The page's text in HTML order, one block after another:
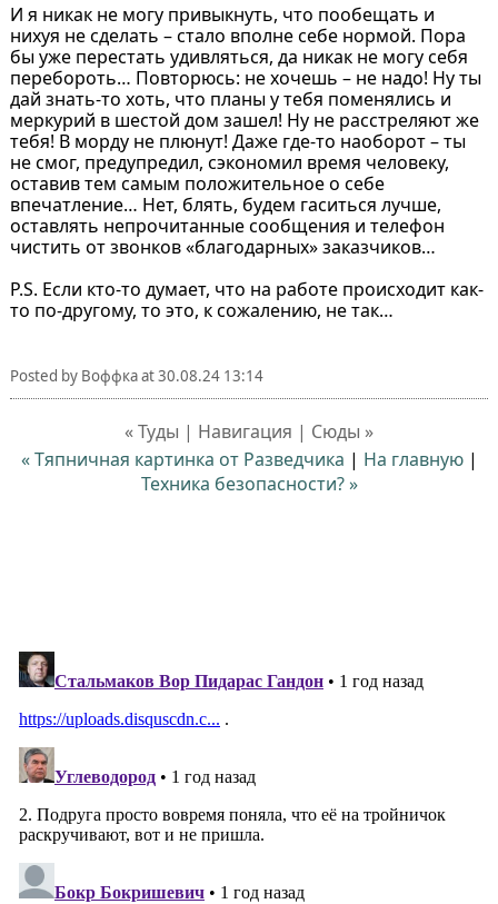
И я никак не могу привыкнуть, что пообещать и
нихуя не сделать – стало вполне себе нормой. Пора
бы уже перестать удивляться, да никак не могу себя
перебороть… Повторюсь: не хочешь – не надо! Ну ты
дай знать-то хоть, что планы у тебя поменялись и
меркурий в шестой дом зашел! Ну не расстреляют же
тебя! В морду не плюнут! Даже где-то наоборот – ты
не смог, предупредил, сэкономил время человеку,
оставив тем самым положительное о себе
впечатление… Нет, блять, будем гаситься лучше,
оставлять непрочитанные сообщения и телефон
чистить от звонков «благодарных» заказчиков…
P.S. Если кто-то думает, что на работе происходит как-
то по-другому, то это, к сожалению, не так…
Posted by Воффкаat30.08.24 13:14
« Туды | Навигация | Сюды »
« Тяпничная картинка от Разведчика | На главную|
Техника безопасности? »